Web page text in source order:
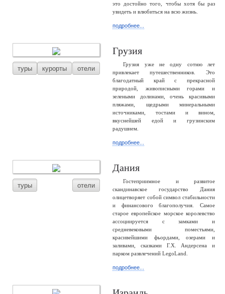
это достойно того, чтобы хотя бы раз
увидеть и влюбиться на всю жизнь.
подробнее...
туры курорты отели
Грузия
Грузия уже не одну сотню лет
привлекает путешественников. Это
благодатный край с прекрасной
природой, живописными горами и
зелеными долинами, очень красивыми
пляжами, щедрыми минеральными
источниками, тостами и вином,
вкуснейшей едой и грузинским
радушием.
подробнее...
туры отели
Дания
Гостеприимное и развитое
скандинавское государство Дания
олицетворяет собой символ стабильности
и финансового благополучия. Самое
старое европейское морское королевство
ассоциируется с замками и
средневековыми поместьями,
красивейшими фьордами, озерами и
заливами, сказками Г.Х. Андерсена и
парком развлечений LegoLand.
подробнее...